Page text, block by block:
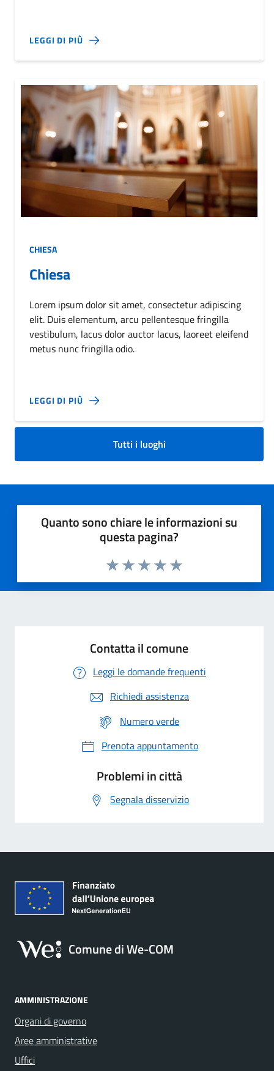
LEGGI DI PIÙ
CHIESA
Chiesa
Lorem ipsum dolor sit amet, consectetur adipiscing
elit. Duis elementum, arcu pellentesque fringilla
vestibulum, lacus dolor auctor lacus, laoreet eleifend
metus nunc fringilla odio.
LEGGI DI PIÙ
Tutti i luoghi
Quanto sono chiare le informazioni su
questa pagina?
Valuta 5 stelle su 5
Valuta 4 stelle su 5
Valuta 3 stelle su 5
Valuta 2 stelle su 5
Valuta 1 stelle su 5
Contatta il comune
Leggi le domande frequenti
Richiedi assistenza
Numero verde
Prenota appuntamento
Problemi in città
Segnala disservizio
Comune di We-COM
AMMINISTRAZIONE
Organi di governo
Aree amministrative
Uffici